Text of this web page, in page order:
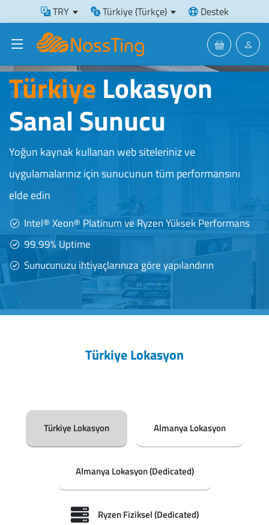
TRY Türkiye (Türkçe) Destek
Türkiye Lokasyon
Sanal Sunucu
Yoğun kaynak kullanan web siteleriniz ve
uygulamalarınız için sunucunun tüm performansını
elde edin
Intel® Xeon® Platinum ve Ryzen Yüksek Performans
99.99% Uptime
Sunucunuzu ihtiyaçlarınıza göre yapılandırın
Türkiye Lokasyon
Türkiye Lokasyon Almanya Lokasyon
Almanya Lokasyon (Dedicated)
Ryzen Fiziksel (Dedicated)